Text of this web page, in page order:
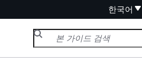
한국어